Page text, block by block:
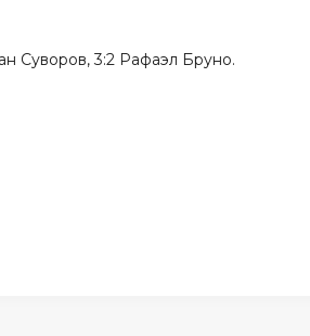
Суворов, 3:2 Рафаэл Бруно.